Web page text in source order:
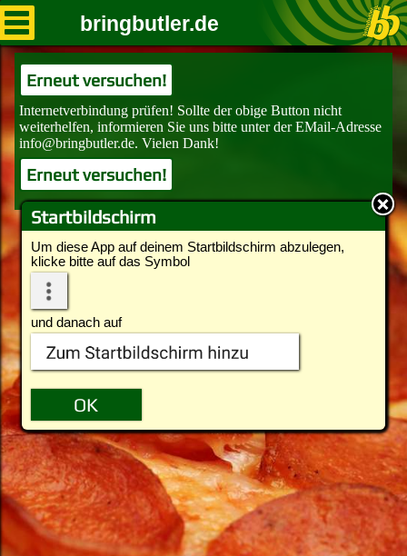
Startbildschirm
Um diese App auf deinem Startbildschirm abzulegen,
klicke bitte auf das Symbol
und danach auf
bringbutler.de
Erneut versuchen!
Erneut versuchen!